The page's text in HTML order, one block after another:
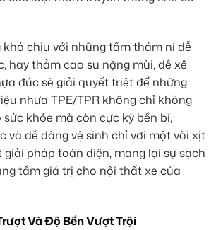
chịu với những tấm thảm nỉ dễ
hay thảm cao su nặng mùi, dễ xê
đúc sẽ giải quyết triệt để những
nhựa TPE/TPR không chỉ không
khỏe mà còn cực kỳ bền bỉ,
và dễ dàng vệ sinh chỉ với một vòi xịt
pháp toàn diện, mang lại sự sạch
tầm giá trị cho nội thất xe của
Và Độ Bền Vượt Trội